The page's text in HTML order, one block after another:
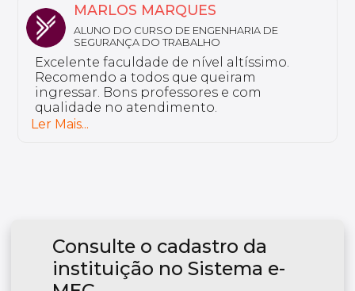
MARLOS MARQUES
ALUNO DO CURSO DE ENGENHARIA DE
SEGURANÇA DO TRABALHO
Excelente faculdade de nível altíssimo.
Recomendo a todos que queiram
ingressar. Bons professores e com
qualidade no atendimento.
Ler Mais...
Consulte o cadastro da
instituição no Sistema e-